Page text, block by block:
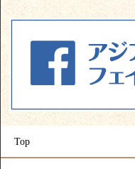
Top